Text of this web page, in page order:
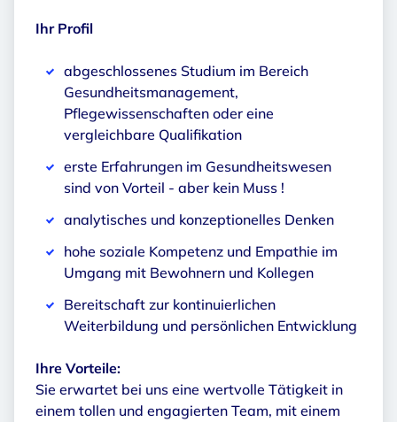
Ihr Profil
abgeschlossenes Studium im Bereich
Gesundheitsmanagement,
Pflegewissenschaften oder eine
vergleichbare Qualifikation
erste Erfahrungen im Gesundheitswesen
sind von Vorteil - aber kein Muss !
analytisches und konzeptionelles Denken
hohe soziale Kompetenz und Empathie im
Umgang mit Bewohnern und Kollegen
Bereitschaft zur kontinuierlichen
Weiterbildung und persönlichen Entwicklung
Ihre Vorteile:
Sie erwartet bei uns eine wertvolle Tätigkeit in
einem tollen und engagierten Team, mit einem